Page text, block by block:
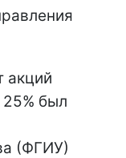
акций
был
(ФГИУ)